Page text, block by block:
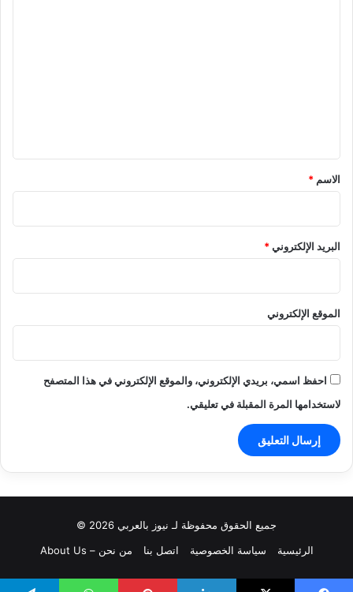
*
الاسم *
البريد الإلكتروني*
الموقع الإلكتروني
احفظ اسمي، بريدي الإلكتروني، والموقع الإلكتروني في هذا المتصفح
لاستخدامها المرة المقبلة في تعليقي.
جميع الحقوق محفوظة لـ نيوز بالعربي 2026 ©
الرئيسية
سياسة الخصوصية اتصل بنا من نحن – About Us